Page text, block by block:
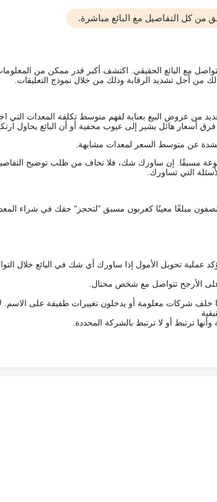
من كل التفاصيل مع البائع مباشرة.
مع البائع الحقيقي. اكتشف أكبر قدر ممكن من
أجل تشديد الرقابة وذلك من خلال نموذج التعليقات.
من عروض البيع بعناية لفهم متوسط تكلفة المعدات التي
أسعار هائل يشير إلى عيوب مخفية أو أن البائع يحاول
عن متوسط السعر لمعدات مشابهة.
مسبقًا. إن ساورك شك، فلا تخاف من طلب توضيح
التي تساورك.
مبلغًا معينًا كعربون مسبق "لتحجز" حقك في شراء
عملية تحويل الأمول إذا ساورك أي شك في البائع خلال
على الأرجح تتواصل مع شخص محتال.
خلف شركات معلومة أو يدخلون تغييرات طفيفة على
ترتبط أو لا ترتبط بالشركة المحددة.